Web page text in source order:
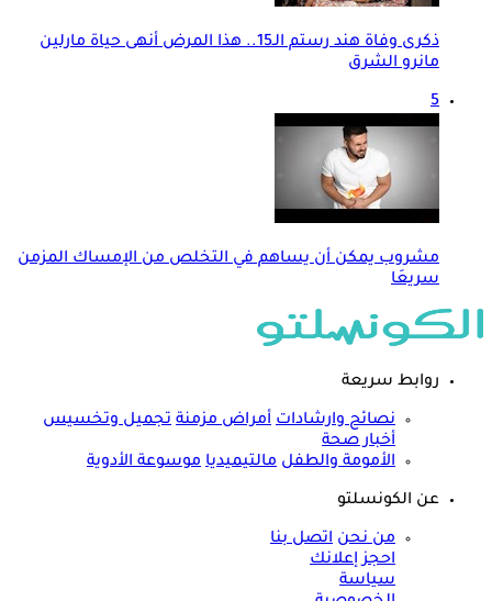
ذكرى وفاة هند رستم الـ15.. هذا المرض أنهى حياة مارلين
مانرو الشرق
5
مشروب يمكن أن يساهم في التخلص من الإمساك المزمن
سريعَا
روابط سريعة
نصائح وارشادات أمراض مزمنة تجميل وتخسيس
أخبار صحة
الأمومة والطفل مالتيميديا موسوعة الأدوية
عن الكونسلتو
من نحن اتصل بنا
احجز إعلانك
سياسة